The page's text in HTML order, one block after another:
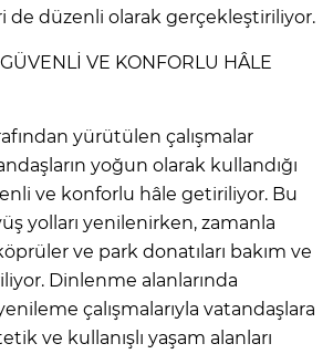
de düzenli olarak gerçekleştiriliyor.
VE KONFORLU HÂLE
yürütülen çalışmalar
yoğun olarak kullandığı
ve konforlu hâle getiriliyor. Bu
yolları yenilenirken, zamanla
ve park donatıları bakım ve
Dinlenme alanlarında
çalışmalarıyla vatandaşlara
ve kullanışlı yaşam alanları